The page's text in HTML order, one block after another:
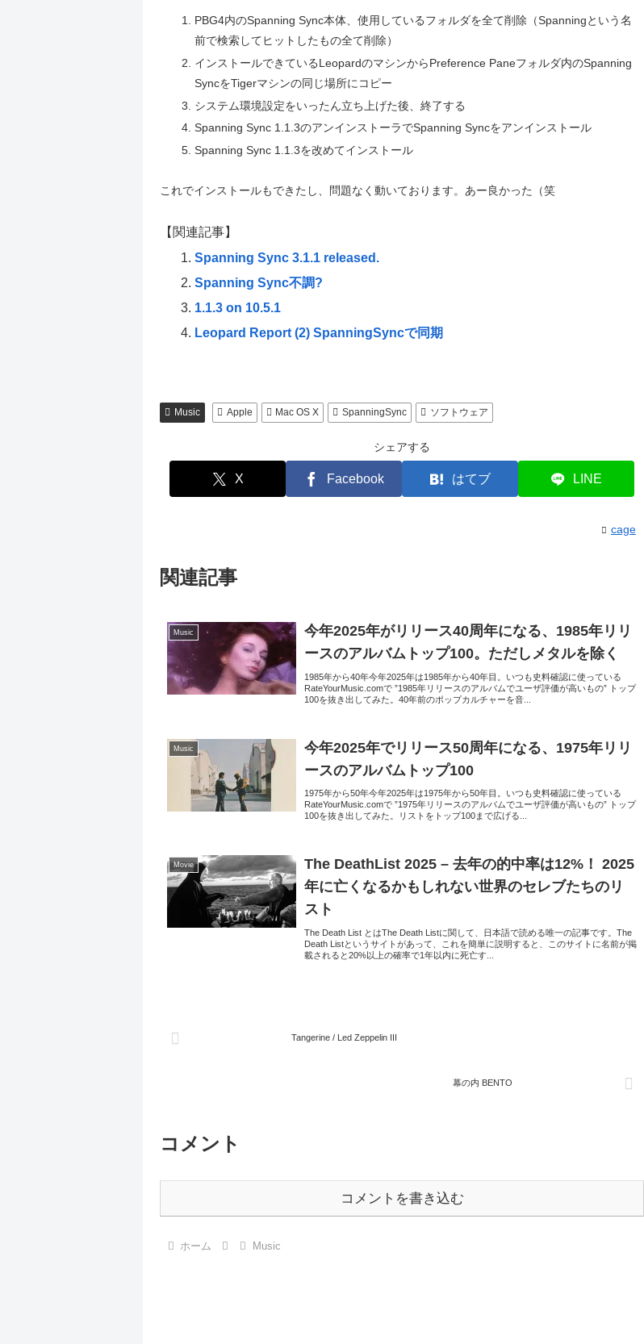
PBG4内のSpanning Sync本体、使用しているフォルダを全て削除（Spanningという名
前で検索してヒットしたもの全て削除）
インストールできているLeopardのマシンからPreference Paneフォルダ内のSpanning
SyncをTigerマシンの同じ場所にコピー
システム環境設定をいったん立ち上げた後、終了する
Spanning Sync 1.1.3のアンインストーラでSpanning Syncをアンインストール
Spanning Sync 1.1.3を改めてインストール
これでインストールもできたし、問題なく動いております。あー良かった（笑
【関連記事】
Spanning Sync 3.1.1 released.
Spanning Sync不調?
1.1.3 on 10.5.1
Leopard Report (2) SpanningSyncで同期
Music Apple Mac OS X SpanningSync ソフトウェア
シェアする
X Facebook はてブ LINE
cage
関連記事
Music
今年2025年がリリース40周年になる、1985年リリ
ースのアルバムトップ100。ただしメタルを除く
1985年から40年今年2025年は1985年から40年目。いつも史料確認に使っている
RateYourMusic.comで ”1985年リリースのアルバムでユーザ評価が高いもの” トップ
100を抜き出してみた。40年前のポップカルチャーを音...
Music
今年2025年でリリース50周年になる、1975年リリ
ースのアルバムトップ100
1975年から50年今年2025年は1975年から50年目。いつも史料確認に使っている
RateYourMusic.comで ”1975年リリースのアルバムでユーザ評価が高いもの” トップ
100を抜き出してみた。リストをトップ100まで広げる...
Movie
The DeathList 2025 – 去年の的中率は12%！ 2025
年に亡くなるかもしれない世界のセレブたちのリ
スト
The Death List とはThe Death Listに関して、日本語で読める唯一の記事です。The
Death Listというサイトがあって、これを簡単に説明すると、このサイトに名前が掲
載されると20%以上の確率で1年以内に死亡す...
Tangerine / Led Zeppelin III
幕の内 BENTO
コメント
コメントを書き込む
ホーム Music